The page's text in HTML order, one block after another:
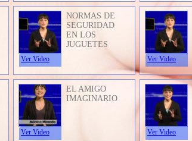
Ver Video
NORMAS DE
SEGURIDAD
EN LOS
JUGUETES
Ver Video
Ver Video
EL AMIGO
IMAGINARIO
Ver Video